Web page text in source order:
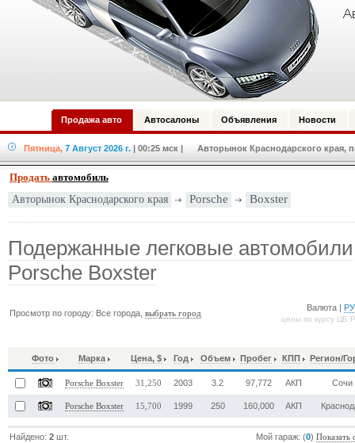
Продажа авто Автосалоны Объявления Новости
Пятница, 7 Август 2026 г. | 00:25 мск | Авторынок Краснодарского края,
Продать автомобиль
Авторынок Краснодарского края Porsche Boxster
Подержанные легковые автомобили
Porsche Boxster
Просмотр по городу: Все города,выбрать город
Валюта |
цены по курсу ЦБ
Фото Марка Цена, $ Год Объем Пробег КПП Регион/
Porsche Boxster 31,250 2003 3.2 97,772 АКП Сочи
Porsche Boxster 15,700 1999 250 160,000 АКП
Найдено:2 шт. Мой гараж: (0)Показать